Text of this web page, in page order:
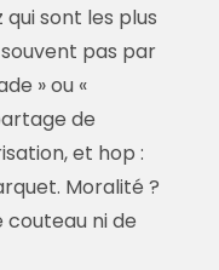
qui sont les plus
pas par
» ou «
de
et hop :
Moralité ?
couteau ni de